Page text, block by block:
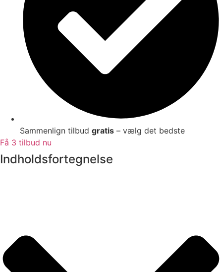
Sammenlign tilbud gratis – vælg det bedste
Få 3 tilbud nu
Indholdsfortegnelse